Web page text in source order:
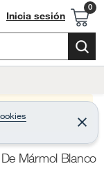
Inicia sesión
C
e
r
a
r
Mármol Blanco